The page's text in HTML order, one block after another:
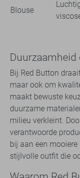
Blouse
Bij Red Button
maar ook om
maakt bewuste
duurzame
milieu verkleint.
verantwoorde
bij aan een
stijlvolle outfit die